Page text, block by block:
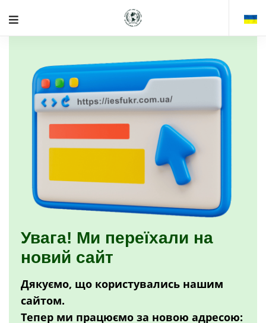
Увага! Ми переїхали на
новий сайт
Дякуємо, що користувались нашим
сайтом.
Тепер ми працюємо за новою адресою: